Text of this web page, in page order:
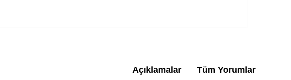
Açıklamalar Tüm Yorumlar